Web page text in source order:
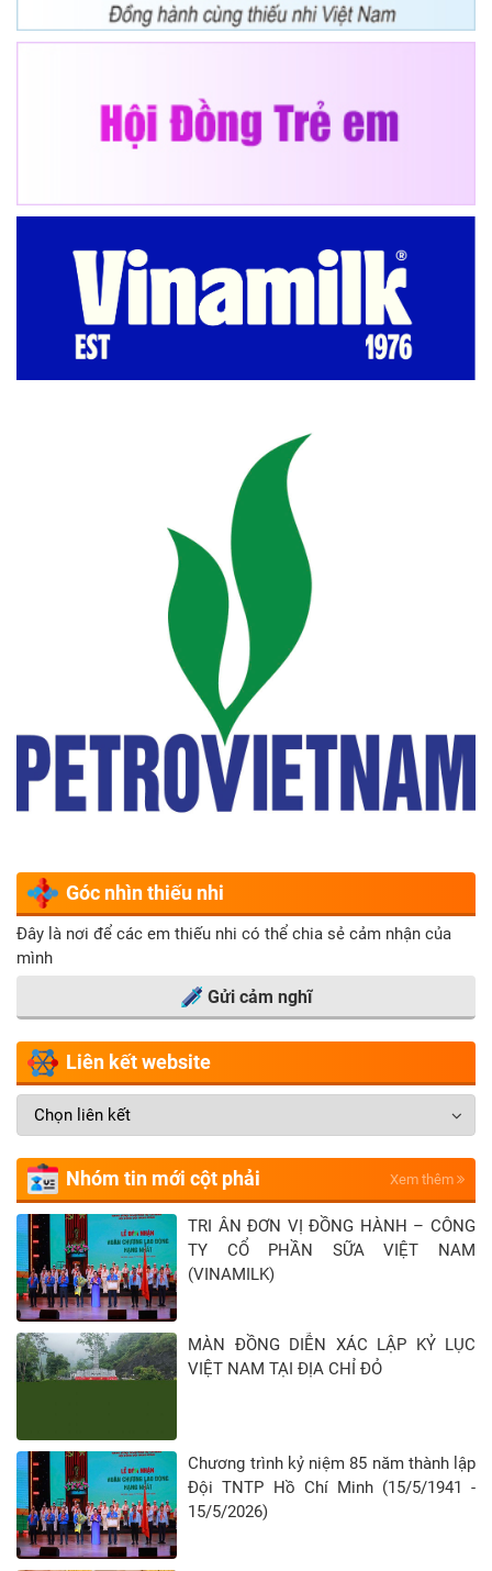
Góc nhìn thiếu nhi
Đây là nơi để các em thiếu nhi có thể chia sẻ cảm nhận của
mình
Gửi cảm nghĩ
Liên kết website
Nhóm tin mới cột phải Xem thêm
TRI ÂN ĐƠN VỊ ĐỒNG HÀNH – CÔNG
TY CỔ PHẦN SỮA VIỆT NAM
(VINAMILK)
MÀN ĐỒNG DIỄN XÁC LẬP KỶ LỤC
VIỆT NAM TẠI ĐỊA CHỈ ĐỎ
Chương trình kỷ niệm 85 năm thành lập
Đội TNTP Hồ Chí Minh (15/5/1941 -
15/5/2026)